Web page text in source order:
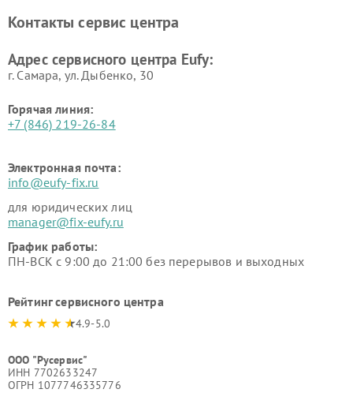
Контакты сервис центра
Адрес сервисного центра Eufy:
г. Самара, ул. Дыбенко, 30
Горячая линия:
+7 (846) 219-26-84
Электронная почта:
info@eufy-fix.ru
для юридических лиц
manager@fix-eufy.ru
График работы:
ПН-ВСК с 9:00 до 21:00 без перерывов и выходных
Рейтинг сервисного центра
4.9-5.0
ООО "Русервис"
ИНН 7702633247
ОГРН 1077746335776